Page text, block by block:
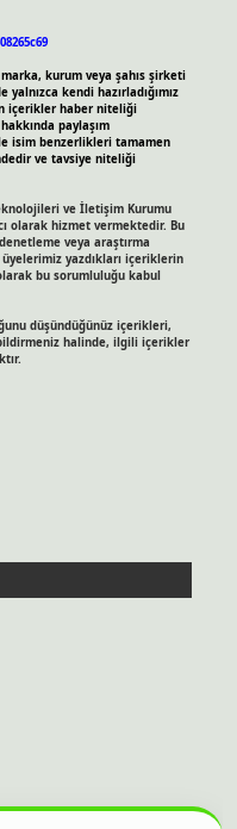
kurum veya şahıs şirketi
kendi hazırladığımız
içerikler haber niteliği
paylaşım
isim benzerlikleri tamamen
ve tavsiye niteliği
ve İletişim Kurumu
olarak hizmet vermektedir. Bu
veya araştırma
yazdıkları içeriklerin
bu sorumluluğu kabul
düşündüğünüz içerikleri,
halinde, ilgili içerikler